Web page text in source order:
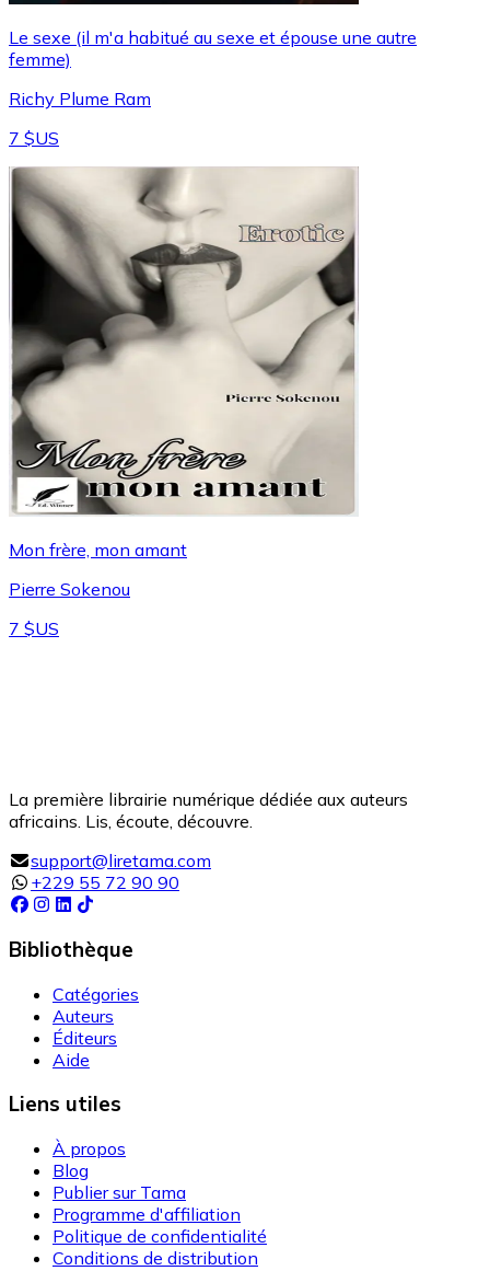
Le sexe (il m'a habitué au sexe et épouse une autre
femme)
Richy Plume Ram
7 $US
Mon frère, mon amant
Pierre Sokenou
7 $US
La première librairie numérique dédiée aux auteurs
africains. Lis, écoute, découvre.
support@liretama.com
+229 55 72 90 90
Bibliothèque
Catégories
Auteurs
Éditeurs
Aide
Liens utiles
À propos
Blog
Publier sur Tama
Programme d'affiliation
Politique de confidentialité
Conditions de distribution